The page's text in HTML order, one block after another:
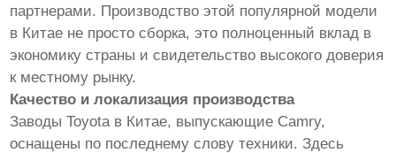
партнерами. Производство этой популярной модели
в Китае не просто сборка, это полноценный вклад в
экономику страны и свидетельство высокого доверия
к местному рынку.
Качество и локализация производства
Заводы Toyota в Китае, выпускающие Camry,
оснащены по последнему слову техники. Здесь